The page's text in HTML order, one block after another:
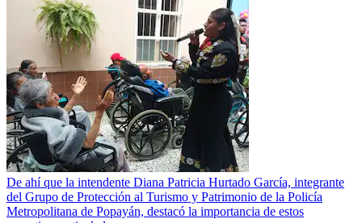
De ahí que la intendente Diana Patricia Hurtado García, integrante
del Grupo de Protección al Turismo y Patrimonio de la Policía
Metropolitana de Popayán, destacó la importancia de estos